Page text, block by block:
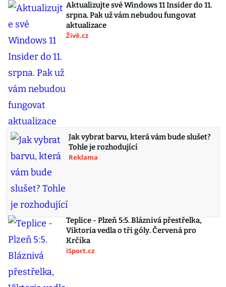
Aktualizujte své Windows 11 Insider do 11.
srpna. Pak už vám nebudou fungovat
aktualizace
Živě.cz
Jak vybrat barvu, která vám bude slušet?
Tohle je rozhodující
Reklama
Teplice - Plzeň 5:5. Bláznivá přestřelka,
Viktoria vedla o tři góly. Červená pro
Krčíka
iSport.cz